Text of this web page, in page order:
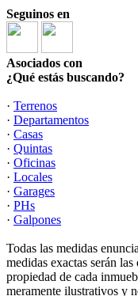
Seguinos en
Asociados con
¿Qué estás buscando?
· Terrenos
· Departamentos
· Casas
· Quintas
· Oficinas
· Locales
· Garages
· PHs
· Galpones
Todas las medidas
medidas exactas serán
propiedad de cada
meramente ilustrativos y